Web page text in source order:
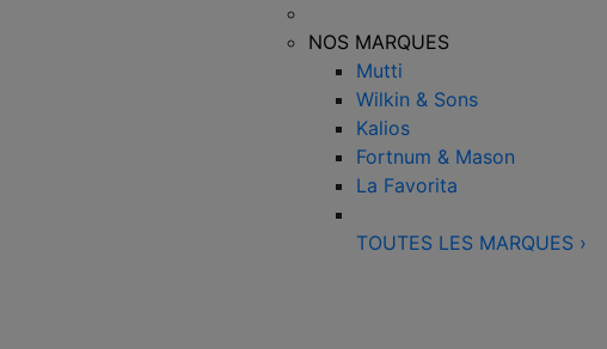
NOS MARQUES
Mutti
Wilkin & Sons
Kalios
Fortnum & Mason
La Favorita
TOUTES LES MARQUES ›